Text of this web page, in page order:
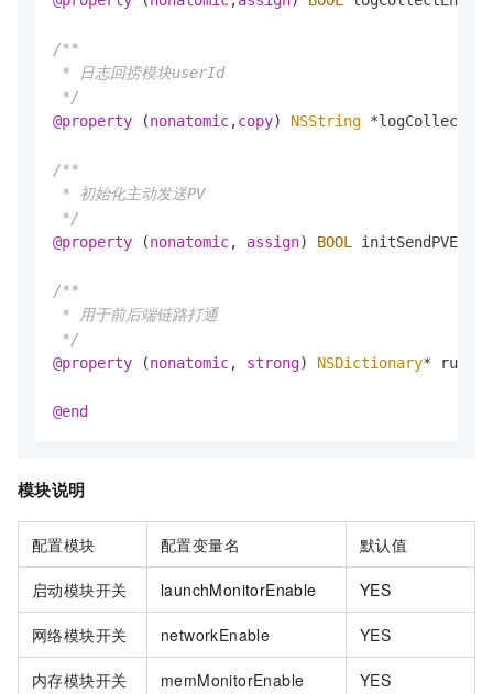
/**
* 日志回捞模块userId
*/
@property (nonatomic,copy) NSString
/**
* 初始化主动发送PV
*/
@property (nonatomic, assign) BOOL
/**
* 用于前后端链路打通
*/
@property (nonatomic, strong) NSDictionary*
@end
模块说明
配置模块 配置变量名 默认值
启动模块开关 launchMonitorEnable YES
网络模块开关 networkEnable YES
内存模块开关 memMonitorEnable YES